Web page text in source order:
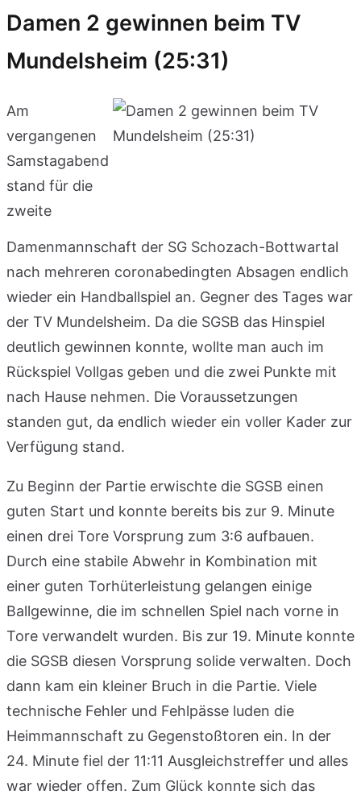
Damen 2 gewinnen beim TV
Mundelsheim (25:31)
Am
vergangenen
Samstagabend
stand für die
zweite
Damenmannschaft der SG Schozach-Bottwartal
nach mehreren coronabedingten Absagen endlich
wieder ein Handballspiel an. Gegner des Tages war
der TV Mundelsheim. Da die SGSB das Hinspiel
deutlich gewinnen konnte, wollte man auch im
Rückspiel Vollgas geben und die zwei Punkte mit
nach Hause nehmen. Die Voraussetzungen
standen gut, da endlich wieder ein voller Kader zur
Verfügung stand.
Zu Beginn der Partie erwischte die SGSB einen
guten Start und konnte bereits bis zur 9. Minute
einen drei Tore Vorsprung zum 3:6 aufbauen.
Durch eine stabile Abwehr in Kombination mit
einer guten Torhüterleistung gelangen einige
Ballgewinne, die im schnellen Spiel nach vorne in
Tore verwandelt wurden. Bis zur 19. Minute konnte
die SGSB diesen Vorsprung solide verwalten. Doch
dann kam ein kleiner Bruch in die Partie. Viele
technische Fehler und Fehlpässe luden die
Heimmannschaft zu Gegenstoßtoren ein. In der
24. Minute fiel der 11:11 Ausgleichstreffer und alles
war wieder offen. Zum Glück konnte sich das